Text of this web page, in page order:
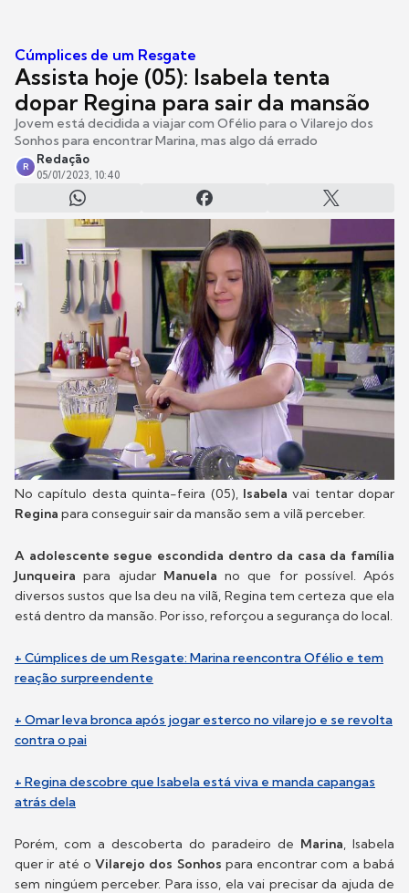
Cúmplices de um Resgate
Assista hoje (05): Isabela tenta
dopar Regina para sair da mansão
Jovem está decidida a viajar com Ofélio para o Vilarejo dos
Sonhos para encontrar Marina, mas algo dá errado
R
Redação
05/01/2023, 10:40
No capítulo desta quinta-feira (05), Isabela vai tentar dopar
Regina para conseguir sair da mansão sem a vilã perceber.
A adolescente segue escondida dentro da casa da família
Junqueira para ajudar Manuela no que for possível. Após
diversos sustos que Isa deu na vilã, Regina tem certeza que ela
está dentro da mansão. Por isso, reforçou a segurança do local.
+ Cúmplices de um Resgate: Marina reencontra Ofélio e tem
reação surpreendente
+ Omar leva bronca após jogar esterco no vilarejo e se revolta
contra o pai
+ Regina descobre que Isabela está viva e manda capangas
atrás dela
Porém, com a descoberta do paradeiro de Marina, Isabela
quer ir até oVilarejo dos Sonhos para encontrar com a babá
sem ningúem perceber. Para isso, ela vai precisar da ajuda de